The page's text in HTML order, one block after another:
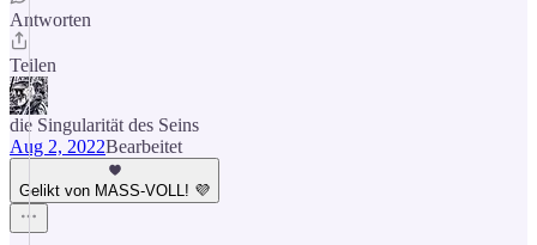
Antworten
Teilen
die Singularität des Seins
Aug 2, 2022Bearbeitet
Gelikt von MASS-VOLL! 💜